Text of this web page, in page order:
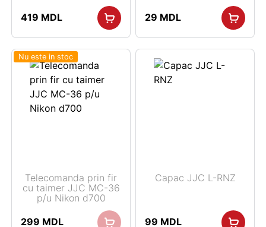
419 MDL 29 MDL
Nu este in stoc
Telecomanda prin fir
cu taimer JJC MC-36
p/u Nikon d700
299 MDL
Capac JJC L-RNZ
99 MDL